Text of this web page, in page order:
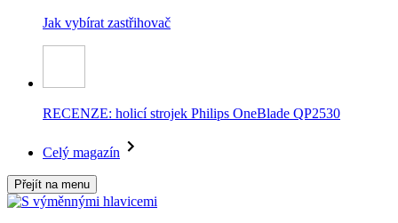
Jak vybírat zastřihovač
RECENZE: holicí strojek Philips OneBlade QP2530
Celý magazín
Přejít na menu